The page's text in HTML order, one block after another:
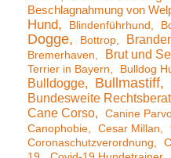
Beschlagnahmung von
Hund
Blindenführhund
Dogge
Bottrop
Bremerhaven
Brut und
Terrier in Bayern
Bulldog
Bulldogge Bullmastiff
Bundesweite
Cane Corso Canine
Canophobie Cesar Millan
Coronaschutzverordnung